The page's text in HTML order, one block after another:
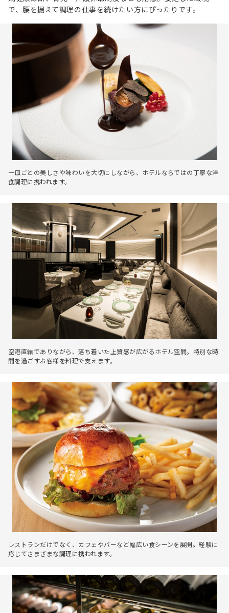
で、腰を据えて調理の仕事を続けたい方にぴったりです。
一皿ごとの美しさや味わいを大切にしながら、ホテルならではの丁寧な洋
食調理に携われます。
空港直結でありながら、落ち着いた上質感が広がるホテル空間。特別な時
間を過ごすお客様を料理で支えます。
レストランだけでなく、カフェやバーなど幅広い食シーンを展開。経験に
応じてさまざまな調理に携われます。